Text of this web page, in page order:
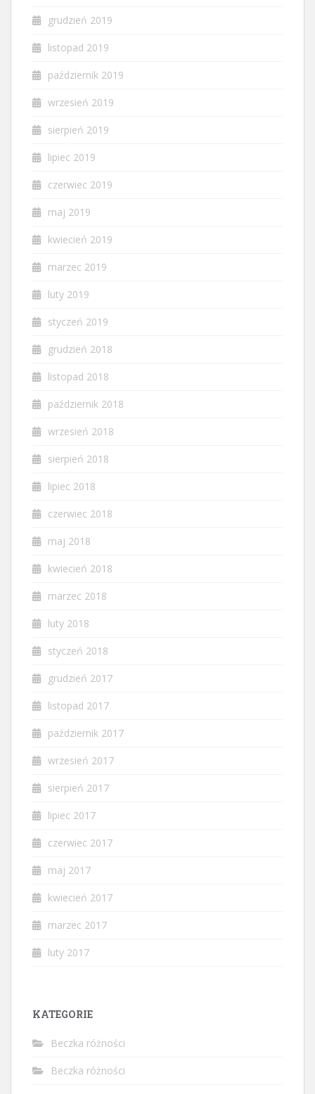
grudzień 2019
listopad 2019
październik 2019
wrzesień 2019
sierpień 2019
lipiec 2019
czerwiec 2019
maj 2019
kwiecień 2019
marzec 2019
luty 2019
styczeń 2019
grudzień 2018
listopad 2018
październik 2018
wrzesień 2018
sierpień 2018
lipiec 2018
czerwiec 2018
maj 2018
kwiecień 2018
marzec 2018
luty 2018
styczeń 2018
grudzień 2017
listopad 2017
październik 2017
wrzesień 2017
sierpień 2017
lipiec 2017
czerwiec 2017
maj 2017
kwiecień 2017
marzec 2017
luty 2017
KATEGORIE
Beczka różności
Beczka różności